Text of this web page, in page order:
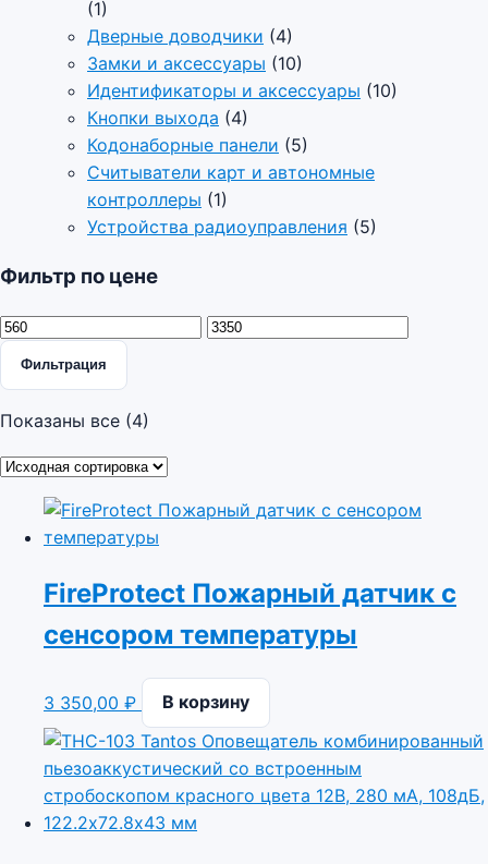
(1)
Дверные доводчики (4)
Замки и аксессуары (10)
Идентификаторы и аксессуары (10)
Кнопки выхода (4)
Кодонаборные панели (5)
Считыватели карт и автономные
контроллеры (1)
Устройства радиоуправления (5)
Фильтр по цене
Минимальная цена Максимальная цена
Фильтрация
Показаны все (4)
FireProtect Пожарный датчик с
сенсором температуры
3 350,00 ₽ В корзину